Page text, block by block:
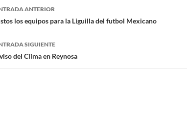
ANTERIOR
los equipos para la Liguilla del futbol Mexicano
SIGUIENTE
del Clima en Reynosa